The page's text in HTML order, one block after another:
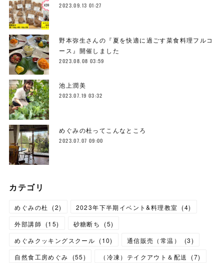
2023.09.13 01:27
野本弥生さんの『夏を快適に過ごす菜食料理フルコ
ース』開催しました
2023.08.08 03:59
池上潤美
2023.07.19 03:32
めぐみの杜ってこんなところ
2023.07.07 09:00
カテゴリ
めぐみの杜 (2) 2023年下半期イベント&料理教室 (4)
外部講師 (15) 砂糖断ち (5)
めぐみクッキングスクール (10) 通信販売（常温） (3)
自然食工房めぐみ
(55) （冷凍）テイクアウト＆配送 (7)